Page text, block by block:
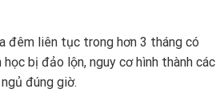
đêm liên tục trong hơn 3 tháng có
bị đảo lộn, nguy cơ hình thành các
đúng giờ.